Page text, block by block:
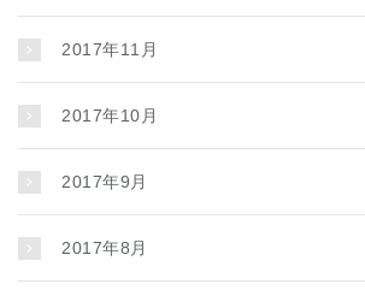
2017年11月
2017年10月
2017年9月
2017年8月